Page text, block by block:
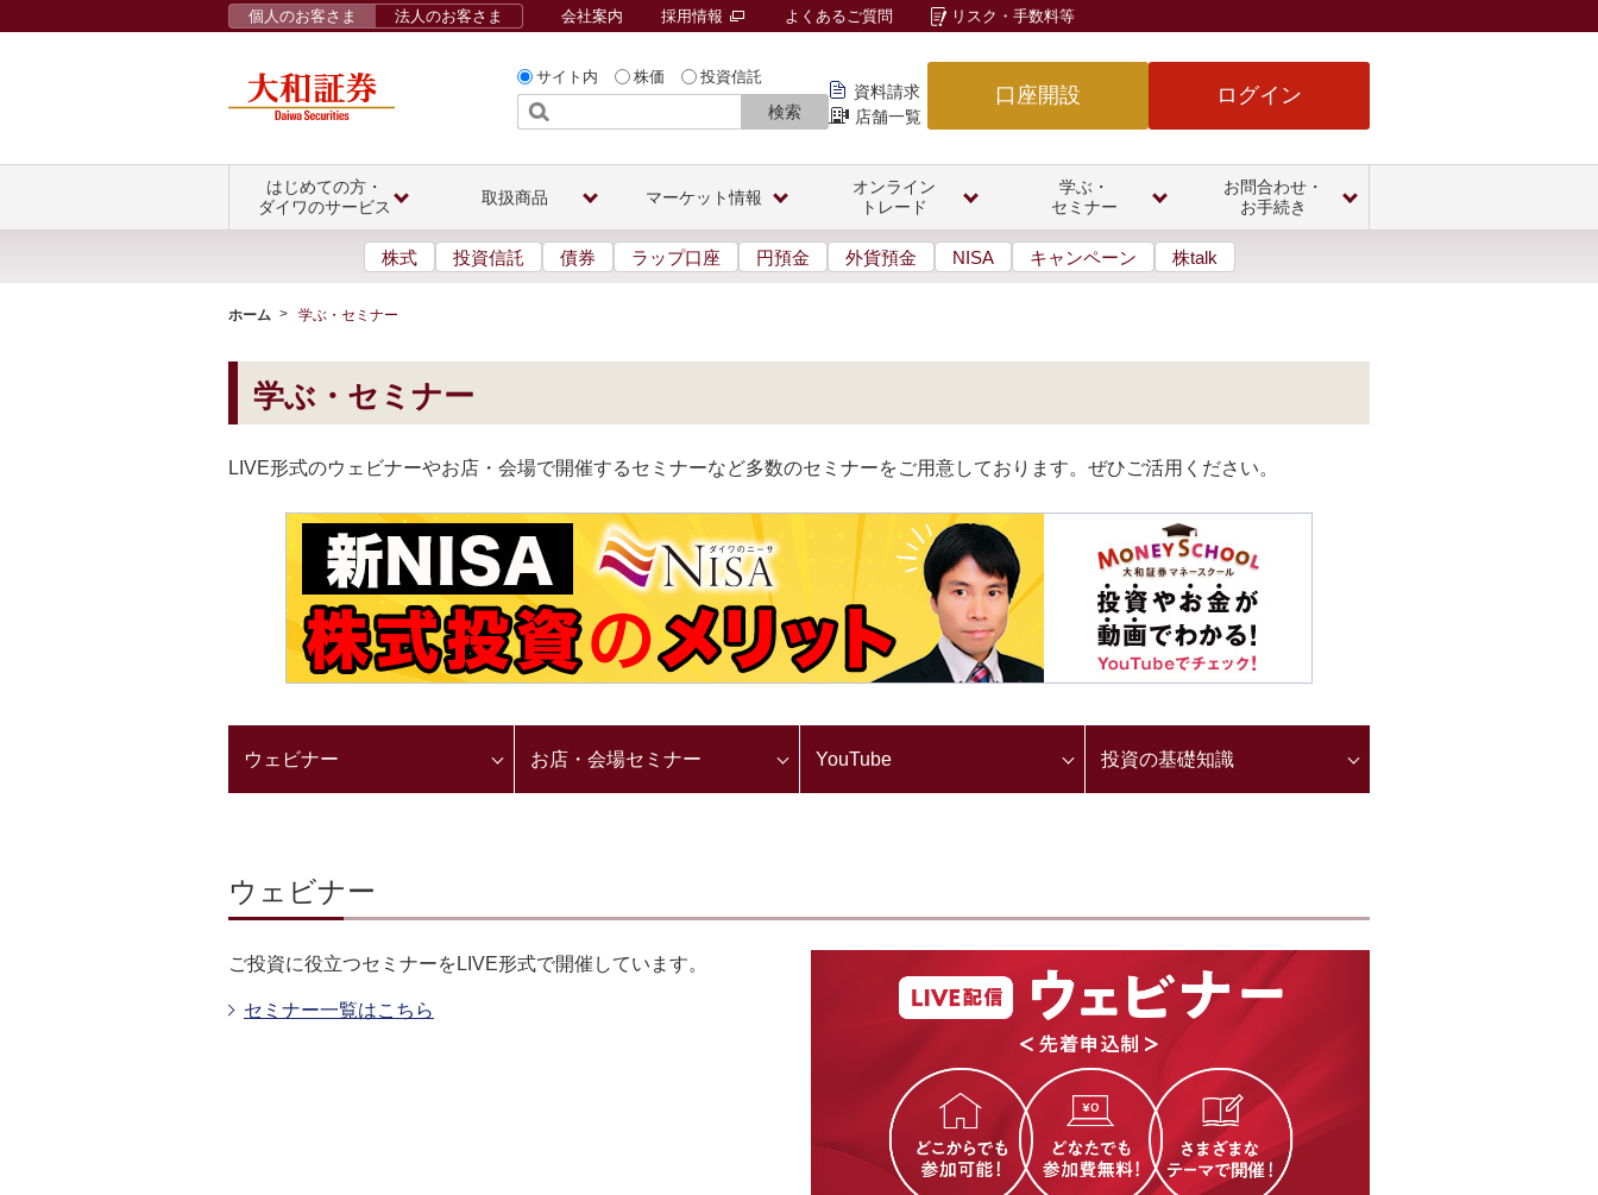
サイト内 株価 投資信託
検索
資料請求
店舗一覧
口座開設 ログイン
個人のお客さま 法人のお客さま 会社案内 採用情報 よくあるご質問 リスク・手数料等
はじめての方・
ダイワのサービス
取扱商品 マーケット情報
オンライン
トレード
学ぶ・
セミナー
お問合わせ・
お手続き
株式 投資信託 債券 ラップ口座 円預金 外貨預金 NISA キャンペーン 株talk
ホーム 学ぶ・セミナー
学ぶ・セミナー
LIVE形式のウェビナーやお店・会場で開催するセミナーなど多数のセミナーをご用意しております。ぜひご活用ください。
ウェビナー お店・会場セミナー YouTube 投資の基礎知識
ウェビナー
ご投資に役立つセミナーをLIVE形式で開催しています。
セミナー一覧はこちら